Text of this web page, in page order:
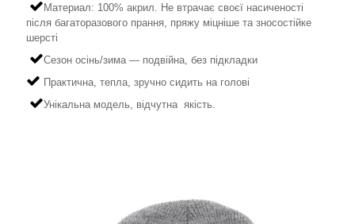
Материал: 100% акрил. Не втрачає своєї насиченості
після багаторазового прання, пряжу міцніше та зносостійке
шерсті
Сезон осінь/зима — подвійна, без підкладки
Практична, тепла, зручно сидить на голові
Унікальна модель, відчутна якість.